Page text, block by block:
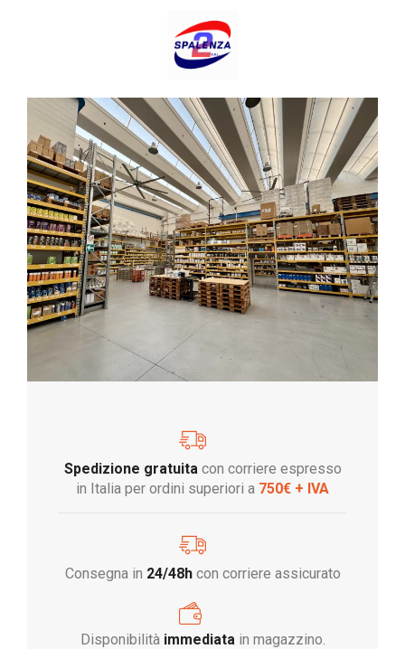
Spedizione gratuita con corriere espresso
in Italia per ordini superiori a 750€ + IVA
Consegna in 24/48hcon corriere assicurato
Disponibilità immediata in magazzino.